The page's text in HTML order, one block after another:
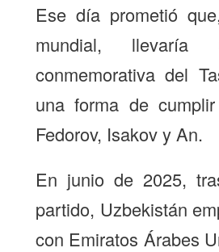
Ese día prometió
mundial, llevaría
conmemorativa del
una forma de
Fedorov, Isakov y An.
En junio de 2025,
partido, Uzbekistán
con Emiratos Árabes